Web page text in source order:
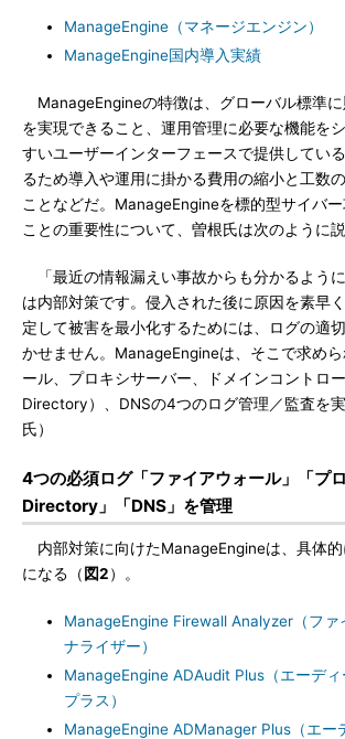
ManageEngine（マネージエンジン）
ManageEngine国内導入実績
ManageEngineの特徴は、グローバル標準
を実現できること、運用管理に必要な機能を
すいユーザーインターフェースで提供してい
るため導入や運用に掛かる費用の縮小と工数
ことなどだ。ManageEngineを標的型サイバ
ことの重要性について、曽根氏は次のように説
「最近の情報漏えい事故からも分かるよう
は内部対策です。侵入された後に原因を素早
定して被害を最小化するためには、ログの適
かせません。ManageEngineは、そこで求め
ール、プロキシサーバー、ドメインコントロ
Directory）、DNSの4つのログ管理／監査を
氏）
4つの必須ログ「ファイアウォール」「プ
Directory」「DNS」を管理
内部対策に向けたManageEngineは、具体
になる（ 図2）。
ManageEngine Firewall Analyzer（ファ
ナライザー）
ManageEngine ADAudit Plus（エーディ
プラス）
ManageEngine ADManager Plus（エー